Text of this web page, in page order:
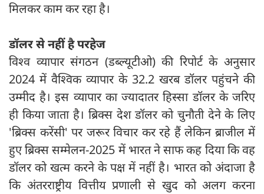
मिलकर काम कर रहा है।
डॉलर से नहीं है परहेज
विश्व व्यापार संगठन (डब्ल्यूटीओ) की रिपोर्ट के अनुसार
2024 में वैश्विक व्यापार के 32.2 खरब डॉलर पहुंचने की
उम्मीद है। इस व्यापार का ज्यादातर हिस्सा डॉलर के जरिए
ही किया जाता है। ब्रिक्स देश डॉलर को चुनौती देने के लिए
'ब्रिक्स करेंसी' पर जरूर विचार कर रहे हैं लेकिन ब्राजील में
हुए ब्रिक्स सम्मेलन-2025 में भारत ने साफ कह दिया कि वह
डॉलर को खत्म करने के पक्ष में नहीं है। भारत को अंदाजा है
कि अंतरराष्ट्रीय वित्तीय प्रणाली से खुद को अलग करना